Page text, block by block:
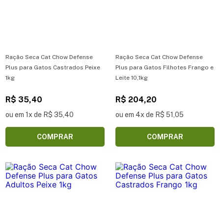
Ração Seca Cat Chow Defense
Plus para Gatos Castrados Peixe
1kg
R$ 35,40
ou em 1x de R$ 35,40
COMPRAR
Ração Seca Cat Chow Defense
Plus para Gatos Filhotes Frango e
Leite 10,1kg
R$ 204,20
ou em 4x de R$ 51,05
COMPRAR